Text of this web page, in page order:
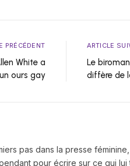
PRÉCÉDENT
White a
ours gay
ARTICLE
Le
diffère de
pas dans la presse
pour écrire sur ce qui lui